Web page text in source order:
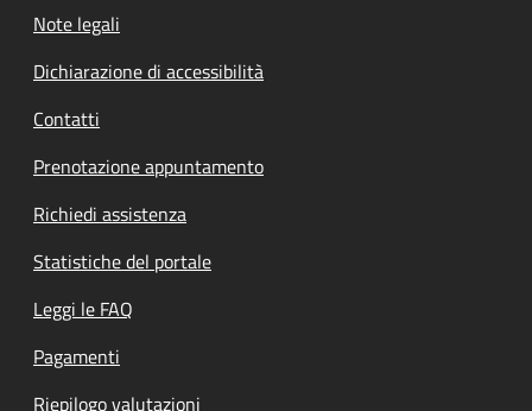
Note legali
Dichiarazione di accessibilità
Contatti
Prenotazione appuntamento
Richiedi assistenza
Statistiche del portale
Leggi le FAQ
Pagamenti
Riepilogo valutazioni